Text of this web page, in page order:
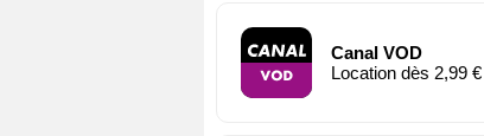
Canal VOD
Location dès 2,99 €